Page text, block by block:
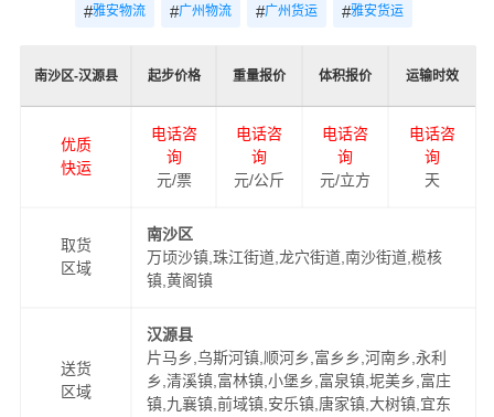
#雅安物流 #广州物流 #广州货运 #雅安货运
南沙区-汉源县 起步价格 重量报价 体积报价 运输时效
优质
快运
电话咨
询
元/票
电话咨
询
元/公斤
电话咨
询
元/立方
电话咨
询
天
取货
区域
南沙区
万顷沙镇,珠江街道,龙穴街道,南沙街道,榄核
镇,黄阁镇
送货
区域
汉源县
片马乡,乌斯河镇,顺河乡,富乡乡,河南乡,永利
乡,清溪镇,富林镇,小堡乡,富泉镇,坭美乡,富庄
镇,九襄镇,前域镇,安乐镇,唐家镇,大树镇,宜东